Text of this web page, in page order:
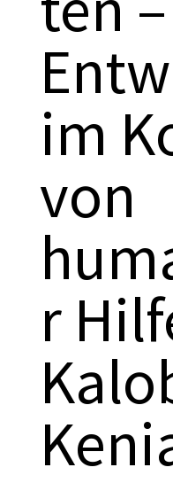
im
von
r